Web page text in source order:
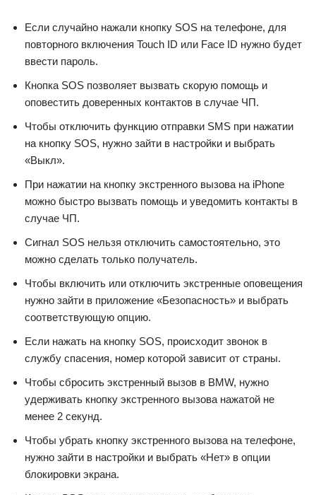
Если случайно нажали кнопку SOS на телефоне, для
повторного включения Touch ID или Face ID нужно будет
ввести пароль.
Кнопка SOS позволяет вызвать скорую помощь и
оповестить доверенных контактов в случае ЧП.
Чтобы отключить функцию отправки SMS при нажатии
на кнопку SOS, нужно зайти в настройки и выбрать
«Выкл».
При нажатии на кнопку экстренного вызова на iPhone
можно быстро вызвать помощь и уведомить контакты в
случае ЧП.
Сигнал SOS нельзя отключить самостоятельно, это
можно сделать только получатель.
Чтобы включить или отключить экстренные оповещения
нужно зайти в приложение «Безопасность» и выбрать
соответствующую опцию.
Если нажать на кнопку SOS, происходит звонок в
службу спасения, номер которой зависит от страны.
Чтобы сбросить экстренный вызов в BMW, нужно
удерживать кнопку экстренного вызова нажатой не
менее 2 секунд.
Чтобы убрать кнопку экстренного вызова на телефоне,
нужно зайти в настройки и выбрать «Нет» в опции
блокировки экрана.